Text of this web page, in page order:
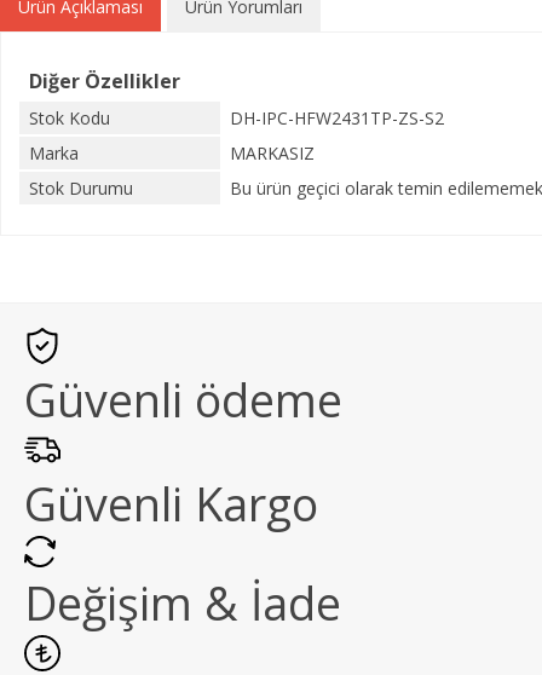
Ürün Açıklaması Ürün Yorumları
Diğer Özellikler
Stok Kodu
DH-IPC-HFW2431TP-ZS-S2
Marka
MARKASIZ
Stok Durumu
Bu ürün geçici olarak temin
Güvenli ödeme
Güvenli Kargo
Değişim & İade